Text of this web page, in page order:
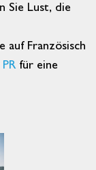
Sie Lust, die
auf Französisch
für eine